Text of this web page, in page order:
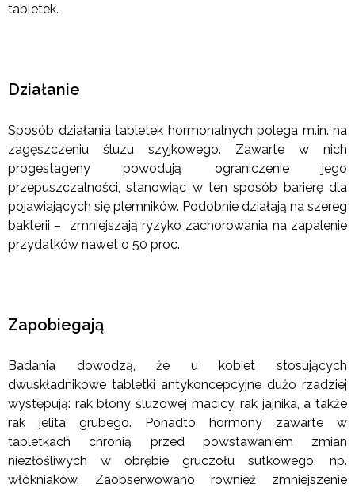
tabletek.
Działanie
Sposób działania tabletek hormonalnych polega m.in. na
zagęszczeniu śluzu szyjkowego. Zawarte w nich
progestageny powodują ograniczenie jego
przepuszczalności, stanowiąc w ten sposób barierę dla
pojawiających się plemników. Podobnie działają na szereg
bakterii – zmniejszają ryzyko zachorowania na zapalenie
przydatków nawet o 50 proc.
Zapobiegają
Badania dowodzą, że u kobiet stosujących
dwuskładnikowe tabletki antykoncepcyjne dużo rzadziej
występują: rak błony śluzowej macicy, rak jajnika, a także
rak jelita grubego. Ponadto hormony zawarte w
tabletkach chronią przed powstawaniem zmian
niezłośliwych w obrębie gruczołu sutkowego, np.
włókniaków. Zaobserwowano również zmniejszenie